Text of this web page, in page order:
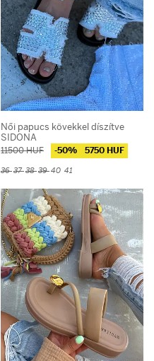
Női papucs kövekkel díszítve
SIDONA
11500 HUF -50% 5750 HUF
3637383940 41